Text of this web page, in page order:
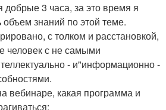
добрые 3 часа, за это время я
объем знаний по этой теме.
с толком и расстановкой,
человек с не самыми
- и"информационно -
вебинаре, какая программа и